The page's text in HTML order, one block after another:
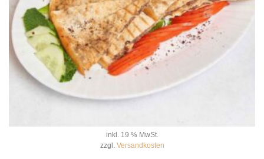
inkl. 19 % MwSt.
zzgl. Versandkosten